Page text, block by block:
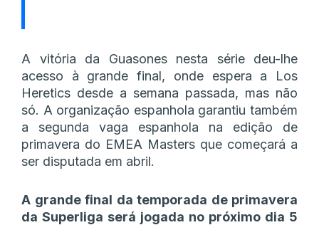
A vitória da Guasones nesta série deu-lhe
acesso à grande final, onde espera a Los
Heretics desde a semana passada, mas não
só. A organização espanhola garantiu também
a segunda vaga espanhola na edição de
primavera do EMEA Masters que começará a
ser disputada em abril.
A grande final da temporada de primavera
da Superliga será jogada no próximo dia 5